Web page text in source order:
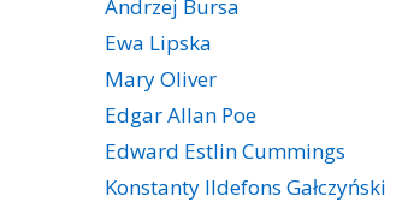
Andrzej Bursa
Ewa Lipska
Mary Oliver
Edgar Allan Poe
Edward Estlin Cummings
Konstanty Ildefons Gałczyński